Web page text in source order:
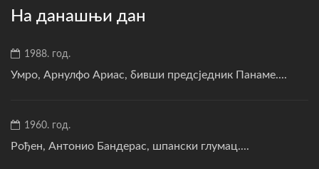
На данашњи дан
1988. год.
Умро, Арнулфо Ариас, бивши предсједник Панаме....
1960. год.
Рођен, Антонио Бандерас, шпански глумац....